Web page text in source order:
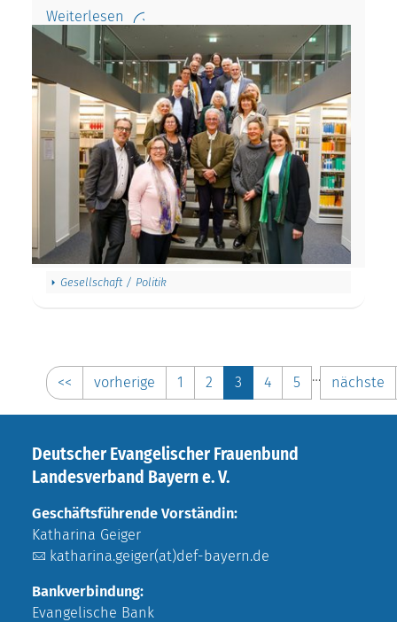
Weiterlesen
Gesellschaft / Politik
<< vorherige 1 2 3 4 5 … nächste
Deutscher Evangelischer Frauenbund
Landesverband Bayern e. V.
Geschäftsführende Vorständin:
Katharina Geiger
katharina.geiger(at)def-bayern.de
Bankverbindung:
Evangelische Bank